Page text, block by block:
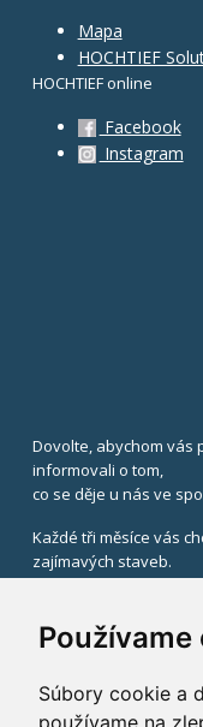
Používame
Súbory cookie a
používame na
Mapa
HOCHTIEF
HOCHTIEF online
Facebook
Instagram
Dovolte, abychom vás
informovali o tom,
co se děje u nás ve
Každé tři měsíce vás
zajímavých staveb.
V případě zájmu